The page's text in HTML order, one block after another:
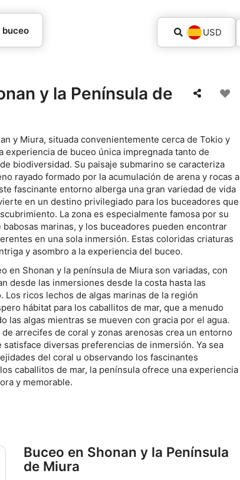
buceo USD
y la Península de
y Miura, situada convenientemente cerca de Tokio y
experiencia de buceo única impregnada tanto de
biodiversidad. Su paisaje submarino se caracteriza
rayado formado por la acumulación de arena y rocas a
fascinante entorno alberga una gran variedad de vida
en un destino privilegiado para los buceadores que
La zona es especialmente famosa por su
marinas, y los buceadores pueden encontrar
en una sola inmersión. Estas coloridas criaturas
y asombro a la experiencia del buceo.
en Shonan y la península de Miura son variadas, con
desde las inmersiones desde la costa hasta las
Los ricos lechos de algas marinas de la región
hábitat para los caballitos de mar, que a menudo
las algas mientras se mueven con gracia por el agua.
arrecifes de coral y zonas arenosas crea un entorno
diversas preferencias de inmersión. Ya sea
del coral u observando los fascinantes
caballitos de mar, la península ofrece una experiencia
y memorable.
Buceo en Shonan y la Península
de Miura